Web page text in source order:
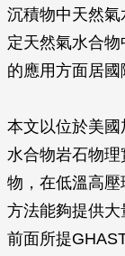
沉積物中天然氣
定天然氣水合
的應用方面居國
本文以位於美
水合物岩石物
物，在低溫高
方法能夠提供
前面所提